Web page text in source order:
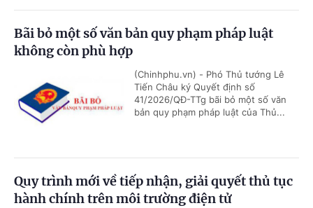
Bãi bỏ một số văn bản quy phạm pháp luật
không còn phù hợp
(Chinhphu.vn) - Phó Thủ tướng Lê
Tiến Châu ký Quyết định số
41/2026/QĐ-TTg bãi bỏ một số văn
bản quy phạm pháp luật của Thủ...
Quy trình mới về tiếp nhận, giải quyết thủ tục
hành chính trên môi trường điện tử